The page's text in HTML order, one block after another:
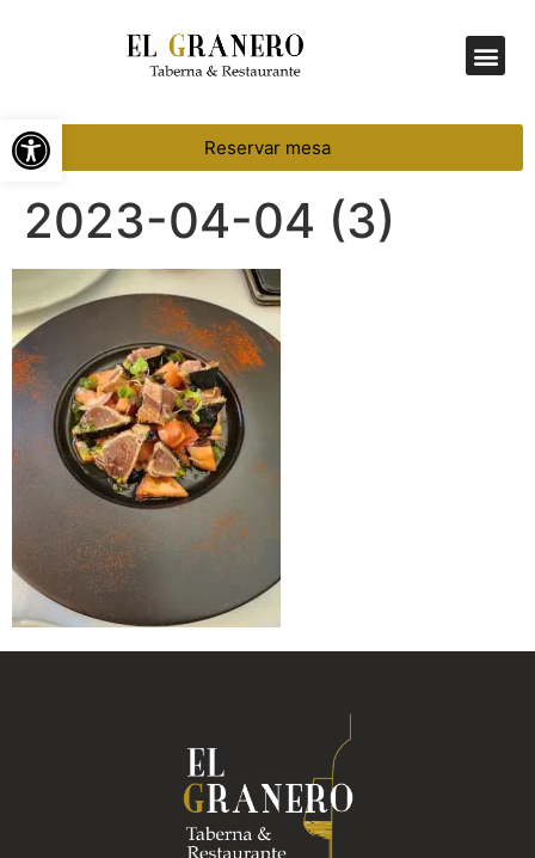
Abrir barra de herramientasReservar mesa
2023-04-04 (3)